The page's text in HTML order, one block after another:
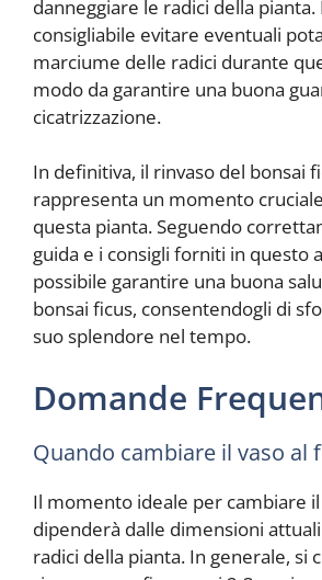
danneggiare le radici della
consigliabile evitare eventuali
marciume delle radici durante
modo da garantire una buona
cicatrizzazione.
In definitiva, il rinvaso del bonsai
rappresenta un momento
questa pianta. Seguendo
guida e i consigli forniti in questo
possibile garantire una buona
bonsai ficus, consentendogli di
suo splendore nel tempo.
Domande
Quando cambiare il vaso al
Il momento ideale per cambiare il
dipenderà dalle dimensioni
radici della pianta. In generale, si